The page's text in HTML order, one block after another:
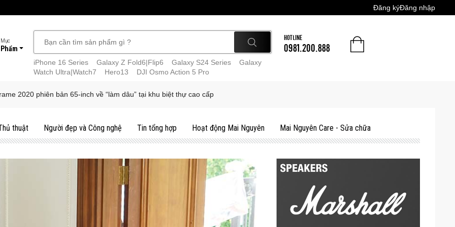
Đăng kýĐăng nhập
iPhone 16 Series
Galaxy Z Fold6|Flip6 Galaxy S24 Series
Galaxy
Watch Ultra|Watch7
Hero13 DJI Osmo Action 5 Pro
HOTLINE
0981.200.888
2020 phiên bản 65-inch về “làm dâu” tại khu biệt thự cao cấp
thuật Người đẹp và Công nghệ Tin tổng hợp Hoạt động Mai Nguyên Mai Nguyên Care - Sửa chữa